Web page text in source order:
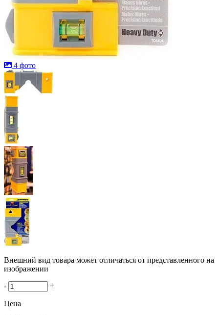
4 фото
Внешний вид товара может отличаться от представленного на
изображении
- +
Цена